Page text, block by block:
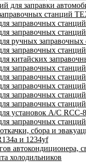
для заправки
станций
заправочных
заправочных
ручных заправочных
заправочных
китайских
заправочных
заправочных
заправочных
заправочных
заправочных
установок A/C RCC-
заправочных
сбора и
и 1234yf
автокондиционера,
холодильников